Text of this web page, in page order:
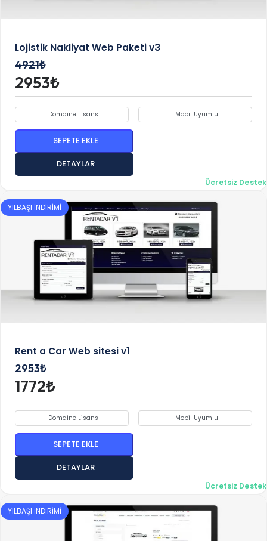
Lojistik Nakliyat Web Paketi v3
4921₺
2953₺
Ücretsiz Destek
Domaine Lisans Mobil Uyumlu
SEPETE EKLE
DETAYLAR
YILBAŞI İNDİRİMİ
Rent a Car Web sitesi v1
2953₺
1772₺
Ücretsiz Destek
Domaine Lisans Mobil Uyumlu
SEPETE EKLE
DETAYLAR
YILBAŞI İNDİRİMİ